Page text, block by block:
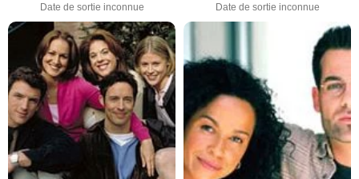
Date de sortie inconnue Date de sortie inconnue